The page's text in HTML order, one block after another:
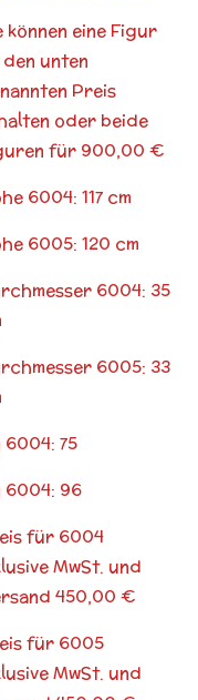
können eine Figur
unten
Preis
oder beide
für 900,00 €
6004: 117 cm
6005: 120 cm
6004: 35
6005: 33
6004: 75
6004: 96
für 6004
MwSt. und
450,00 €
für 6005
MwSt. und